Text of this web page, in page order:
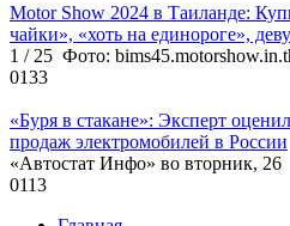
Motor Show 2024 в Таиланде:
чайки», «хоть на единороге»,
1 / 25 Фото:
0133
«Буря в стакане»: Эксперт
продаж электромобилей в России
«Автостат Инфо» во вторник, 26
0113